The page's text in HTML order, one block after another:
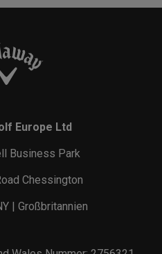
Europe Ltd
Business Park
Chessington
| Großbritannien